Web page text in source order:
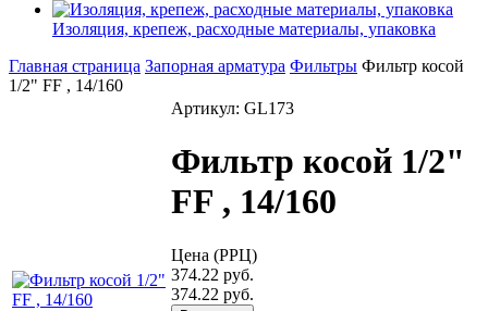
Изоляция, крепеж, расходные материалы, упаковка
Главная страница Запорная арматура Фильтры Фильтр косой
1/2" FF , 14/160
Артикул: GL173
Фильтр косой 1/2"
FF , 14/160
Цена (РРЦ)
374.22 руб.
374.22 руб.